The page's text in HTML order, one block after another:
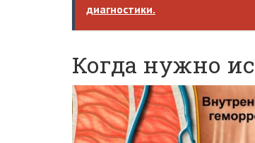
диагностики.
Когда нужно